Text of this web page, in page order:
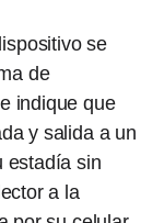
se
de
indique que
y salida a un
estadía sin
a la